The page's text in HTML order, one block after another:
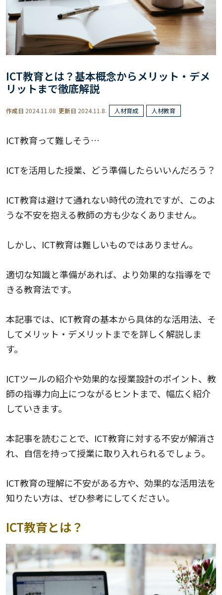
ICT教育とは？基本概念からメリット・デメ
リットまで徹底解説
作成日 2024.11.08 更新日 2024.11.8. 人材育成 人材教育
ICT教育って難しそう…
ICTを活用した授業、どう準備したらいいんだろう？
ICT教育は避けて通れない時代の流れですが、このよ
うな不安を抱える教師の方も少なくありません。
しかし、ICT教育は難しいものではありません。
適切な知識と準備があれば、より効果的な指導をで
きる教育法です。
本記事では、ICT教育の基本から具体的な活用法、そ
してメリット・デメリットまでを詳しく解説しま
す。
ICTツールの紹介や効果的な授業設計のポイント、教
師の指導力向上につながるヒントまで、幅広く紹介
していきます。
本記事を読むことで、ICT教育に対する不安が解消さ
れ、自信を持って授業に取り入れられるでしょう。
ICT教育の理解に不安がある方や、効果的な活用法を
知りたい方は、ぜひ参考にしてください。
ICT教育とは？